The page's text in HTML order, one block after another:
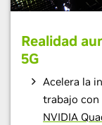
Realidad
5G
Acelera la
trabajo
NVIDIA